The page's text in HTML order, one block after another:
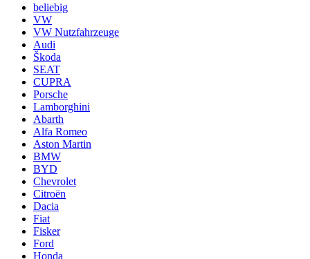
beliebig
VW
VW Nutzfahrzeuge
Audi
Škoda
SEAT
CUPRA
Porsche
Lamborghini
Abarth
Alfa Romeo
Aston Martin
BMW
BYD
Chevrolet
Citroën
Dacia
Fiat
Fisker
Ford
Honda